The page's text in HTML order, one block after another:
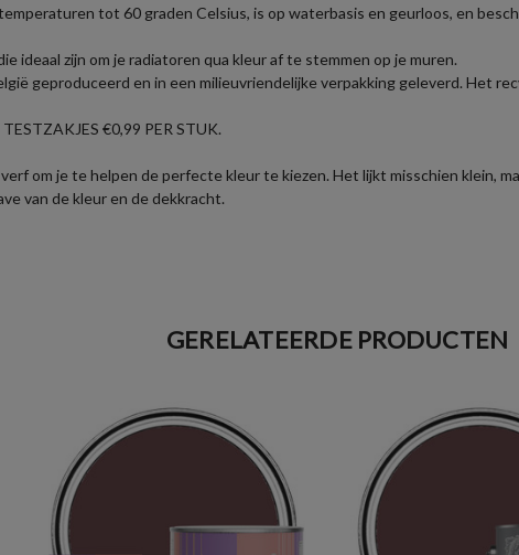
tot 60 graden Celsius, is op waterbasis en geurloos, en
ideaal zijn om je radiatoren qua kleur af te stemmen op je muren.
geproduceerd en in een milieuvriendelijke verpakking geleverd. Het
€0,99 PER STUK.
om je te helpen de perfecte kleur te kiezen. Het lijkt misschien klein,
van de kleur en de dekkracht.
GERELATEERDE PRODUCTEN